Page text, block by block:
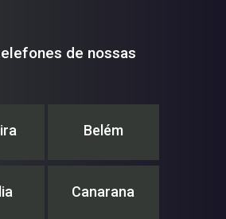
de nossas
Belém
Canarana